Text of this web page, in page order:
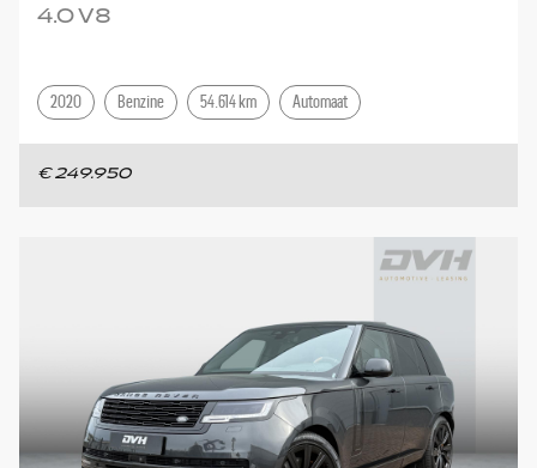
4.0 V8
2020 Benzine 54.614 km Automaat
€ 249.950